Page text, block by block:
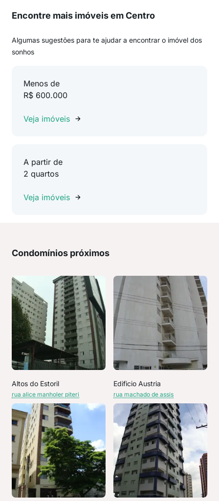
Encontre mais imóveis em Centro
Algumas sugestões para te ajudar a encontrar o imóvel dos
sonhos
Menos de
R$ 600.000
Veja imóveis
A partir de
2 quartos
Veja imóveis
Condomínios próximos
Altos do Estoril
rua alice manholer piteri
Edificio Austria
rua machado de assis